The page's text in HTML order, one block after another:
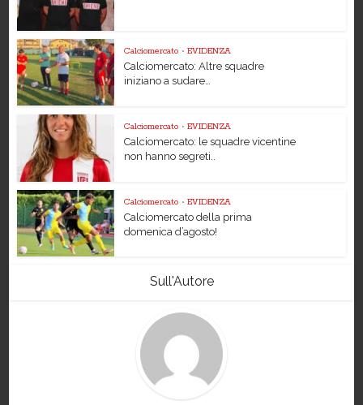
Calciomercato • EVIDENZA
Calciomercato: Altre squadre
iniziano a sudare…
Calciomercato • EVIDENZA
Calciomercato: le squadre vicentine
non hanno segreti..
Calciomercato • EVIDENZA
Calciomercato della prima
domenica d’agosto!
Sull'Autore